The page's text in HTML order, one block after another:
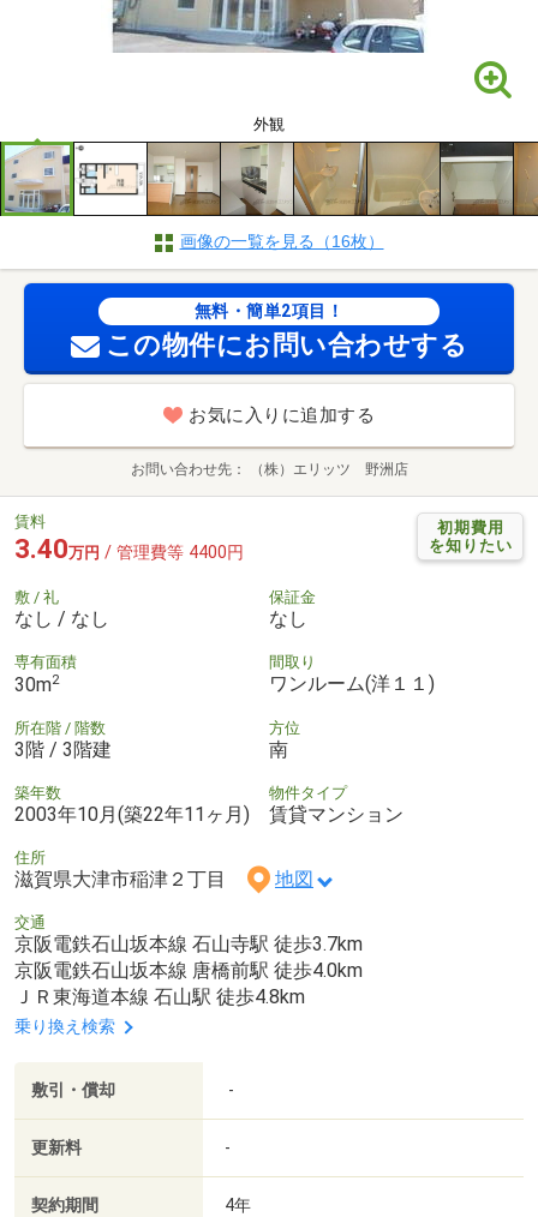
外観
画像の一覧を見る（16枚）
無料・簡単2項目！
この物件にお問い合わせする
お気に入りに追加する
お問い合わせ先 （株）エリッツ 野洲店
初期費用
を知りたい
賃料
3.40万円 / 管理費等 4400円
敷 / 礼
なし / なし
保証金
なし
専有面積
30m2
間取り
ワンルーム(洋１１)
所在階 / 階数
3階 / 3階建
方位
南
築年数
2003年10月(築22年11ヶ月)
物件タイプ
賃貸マンション
住所
滋賀県大津市稲津２丁目 地図
交通
京阪電鉄石山坂本線 石山寺駅 徒歩3.7km
京阪電鉄石山坂本線 唐橋前駅 徒歩4.0km
ＪＲ東海道本線 石山駅 徒歩4.8km
乗り換え検索
敷引・償却 -
更新料 -
契約期間 4年